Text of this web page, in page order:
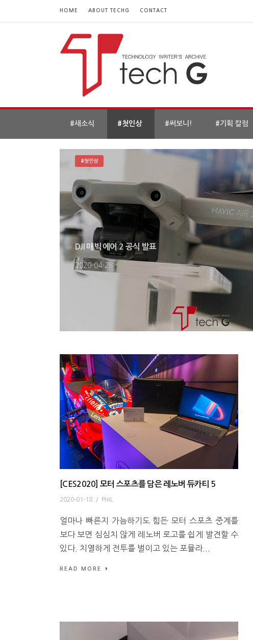
HOME ABOUT TECHG CONTACT
#새소식 #첫인상 #써보니! #기획 칼럼
DJI 매빅 에어 2 공식 발표
2020-04-28
#첫인상
[CES2020] 모터 스포츠를 담은 레노버 듀카티 5
2020-01-18 / PHiL
얼마나 빠른지 가늠하기도 힘든 모터 스포츠 중계를
보다 보면 심심치 않게 레노버 로고를 쉽게 발견할 수
있다. 치열하게 전투를 벌이고 있는 포뮬라...
READ MORE